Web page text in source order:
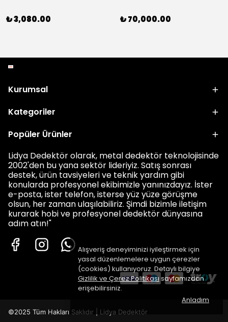
Alışveriş deneyiminizi iyileştirmek için
yasal düzenlemelere uygun çerezler
(cookies) kullanıyoruz. Detaylı bilgiye
Gizlilik ve Çerez Politikası sayfamızdan
erişebilirsiniz.
Anladım
₺ 3,080.00 ₺ 70,000.00
Kurumsal
Kategoriler
Popüler Ürünler
Lidya Dedektör olarak, metal dedektör teknolojisinde
2002'den bu yana sektör lideriyiz. Satış sonrası
destek, ürün tavsiyeleri ve teknik yardım gibi
konularda profesyonel ekibimizle yanınızdayız. İster
e-posta, ister telefon, isterse yüz yüze görüşme
olsun, her zaman ulaşılabiliriz. Şimdi bizimle iletişim
kurarak hobi ve profesyonel dedektör dünyasına
adım atın!"
©2025 Tüm Hakları Saklıdır | Lidya Dedektör